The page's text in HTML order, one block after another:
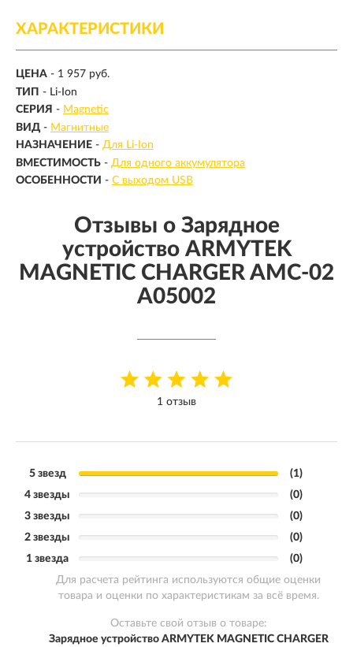
ХАРАКТЕРИСТИКИ
ЦЕНА - 1 957 руб.
ТИП - Li-Ion
СЕРИЯ - Magnetic
ВИД - Магнитные
НАЗНАЧЕНИЕ - Для Li-Ion
ВМЕСТИМОСТЬ - Для одного аккумулятора
ОСОБЕННОСТИ - С выходом USB
Отзывы о Зарядное
устройство ARMYTEK
MAGNETIC CHARGER AMC-02
A05002
1 отзыв
5 звезд
(1)
4 звезды
(0)
3 звезды
(0)
2 звезды
(0)
1 звезда
(0)
Для расчета рейтинга используются общие оценки
товара и оценки по характеристикам за всё время.
Оставьте свой отзыв о товаре:
Зарядное устройство ARMYTEK MAGNETIC CHARGER